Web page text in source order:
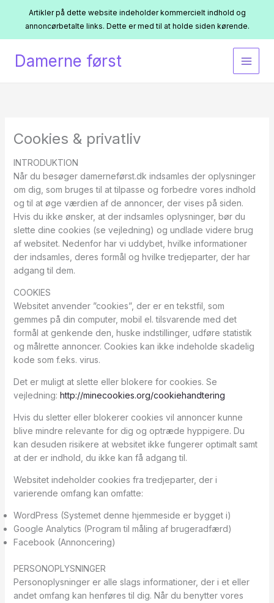
Artikler på dette website indeholder kommercielt indhold og
annoncørbetalte links. Dette er med til at holde siden kørende.
Damerne først
Cookies & privatliv
INTRODUKTION
Når du besøger damerneførst.dk indsamles der oplysninger
om dig, som bruges til at tilpasse og forbedre vores indhold
og til at øge værdien af de annoncer, der vises på siden.
Hvis du ikke ønsker, at der indsamles oplysninger, bør du
slette dine cookies (se vejledning) og undlade videre brug
af websitet. Nedenfor har vi uddybet, hvilke informationer
der indsamles, deres formål og hvilke tredjeparter, der har
adgang til dem.
COOKIES
Websitet anvender ”cookies”, der er en tekstfil, som
gemmes på din computer, mobil el. tilsvarende med det
formål at genkende den, huske indstillinger, udføre statistik
og målrette annoncer. Cookies kan ikke indeholde skadelig
kode som f.eks. virus.
Det er muligt at slette eller blokere for cookies. Se
vejledning: http://minecookies.org/cookiehandtering
Hvis du sletter eller blokerer cookies vil annoncer kunne
blive mindre relevante for dig og optræde hyppigere. Du
kan desuden risikere at websitet ikke fungerer optimalt samt
at der er indhold, du ikke kan få adgang til.
Websitet indeholder cookies fra tredjeparter, der i
varierende omfang kan omfatte:
WordPress (Systemet denne hjemmeside er bygget i)
Google Analytics (Program til måling af brugeradfærd)
Facebook (Annoncering)
PERSONOPLYSNINGER
Personoplysninger er alle slags informationer, der i et eller
andet omfang kan henføres til dig. Når du benytter vores